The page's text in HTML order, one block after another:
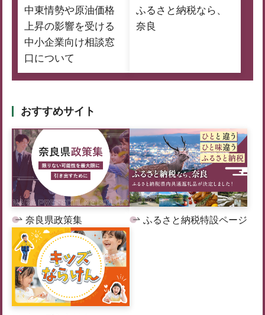
中東情勢や原油価格
上昇の影響を受ける
中小企業向け相談窓
口について
ふるさと納税なら、
奈良
おすすめサイト
奈良県政策集 ふるさと納税特設ページ